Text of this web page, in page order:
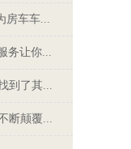
房车车...
务让你...
到了其...
断颠覆...